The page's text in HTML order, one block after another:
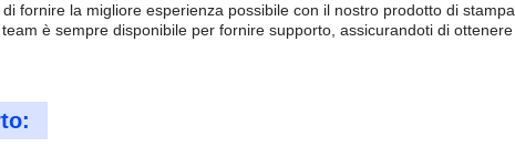
fornire la migliore esperienza possibile con il nostro prodotto di
è sempre disponibile per fornire supporto, assicurandoti di